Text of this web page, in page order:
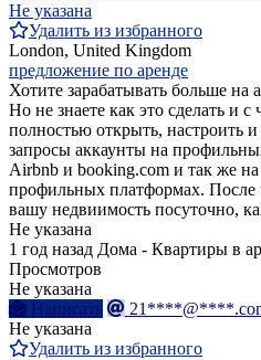
Не указана
Удалить из избранного
London, United Kingdom
предложение по аренде
Хотите зарабатывать больше
Но не знаете как это сделать и
полностью открыть, настроить
запросы аккаунты на
Airbnb и booking.com и так же
профильных платформах. После
вашу недвиимость посуточно,
Не указана
1 год назад Дома - Квартиры в
Просмотров
Не указана
Написать
Не указана
Удалить из избранного